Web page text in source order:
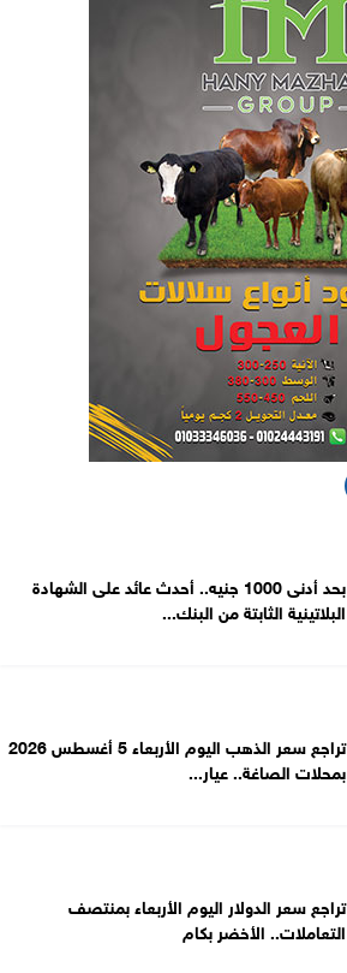
بحد أدنى 1000 جنيه.. أحدث عائد على الشهادة
البلاتينية الثابتة من البنك...
تراجع سعر الذهب اليوم الأربعاء 5 أغسطس 2026
بمحلات الصاغة.. عيار...
تراجع سعر الدولار اليوم الأربعاء بمنتصف
التعاملات.. الأخضر بكام